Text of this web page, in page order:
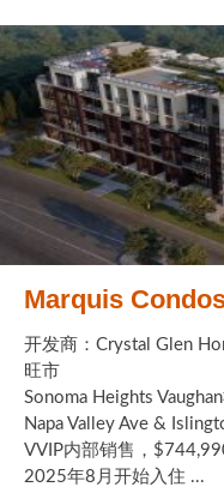
Marquis
开发商：Crystal Glen
旺市
Sonoma Heights
Napa Valley Ave &
VVIP内部销售，
2025年8月开始入住 ...